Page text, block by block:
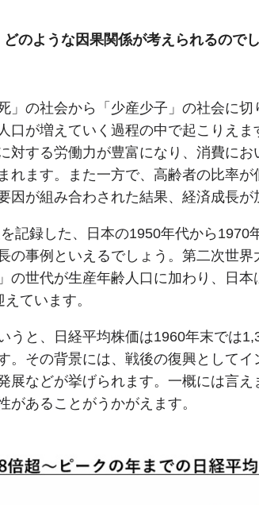
のような因果関係が考えられるのでし
」の社会から「少産少子」の社会に
口が増えていく過程の中で起こりえ
対する労働力が豊富になり、消費に
れます。また一方で、高齢者の比率
が組み合わされた結果、経済成長が
記録した、日本の1950年代から1970
の事例といえるでしょう。第二次世
の世代が生産年齢人口に加わり、日
ています。
うと、日経平均株価は1960年末では
。その背景には、戦後の復興として
展などが挙げられます。一概には言
があることがうかがえます。